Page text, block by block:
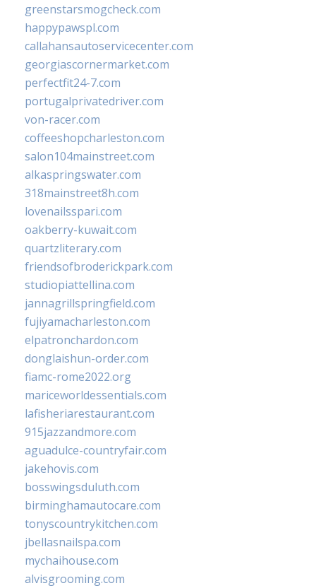
greenstarsmogcheck.com
happypawspl.com
callahansautoservicecenter.com
georgiascornermarket.com
perfectfit24-7.com
portugalprivatedriver.com
von-racer.com
coffeeshopcharleston.com
salon104mainstreet.com
alkaspringswater.com
318mainstreet8h.com
lovenailsspari.com
oakberry-kuwait.com
quartzliterary.com
friendsofbroderickpark.com
studiopiattellina.com
jannagrillspringfield.com
fujiyamacharleston.com
elpatronchardon.com
donglaishun-order.com
fiamc-rome2022.org
mariceworldessentials.com
lafisheriarestaurant.com
915jazzandmore.com
aguadulce-countryfair.com
jakehovis.com
bosswingsduluth.com
birminghamautocare.com
tonyscountrykitchen.com
jbellasnailspa.com
mychaihouse.com
alvisgrooming.com